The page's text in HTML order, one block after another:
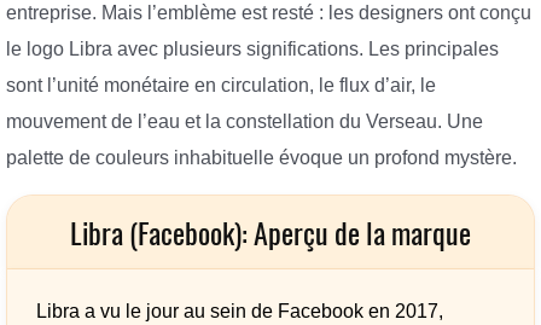
entreprise. Mais l’emblème est resté : les designers ont conçu
le logo Libra avec plusieurs significations. Les principales
sont l’unité monétaire en circulation, le flux d’air, le
mouvement de l’eau et la constellation du Verseau. Une
palette de couleurs inhabituelle évoque un profond mystère.
Libra (Facebook): Aperçu de la marque
Libra a vu le jour au sein de Facebook en 2017,